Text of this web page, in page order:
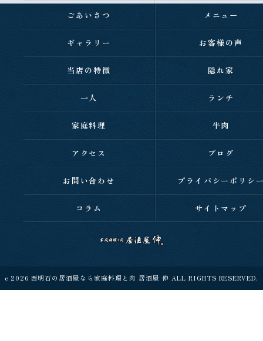
ごあいさつ メニュー
ギャラリー お客様の声
当店の特徴 隠れ家
一人 ランチ
家庭料理 牛肉
アクセス ブログ
お問い合わせ プライバシーポリシ
コラム サイトマップ
c 2026 西明石の居酒屋なら家庭料理と肉 居酒屋 伸 ALL RIGHTS RESERVED.